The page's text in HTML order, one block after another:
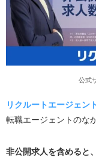
公式
リクルートエージェン
転職エージェントのな
非公開求人を含めると